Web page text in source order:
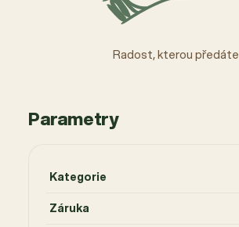
Radost, kterou předáte
Parametry
Kategorie
Záruka